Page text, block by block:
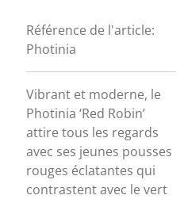
Référence de l'article:
Photinia
Vibrant et moderne, le
Photinia ‘Red Robin’
attire tous les regards
avec ses jeunes pousses
rouges éclatantes qui
contrastent avec le vert